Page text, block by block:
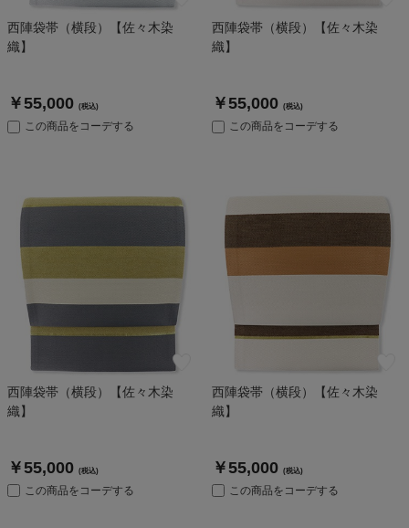
西陣袋帯（横段）【佐々木染
織】
￥55,000 (税込)
この商品をコーデする
西陣袋帯（横段）【佐々木染
織】
￥55,000 (税込)
この商品をコーデする
西陣袋帯（横段）【佐々木染
織】
￥55,000 (税込)
この商品をコーデする
西陣袋帯（横段）【佐々木染
織】
￥55,000 (税込)
この商品をコーデする